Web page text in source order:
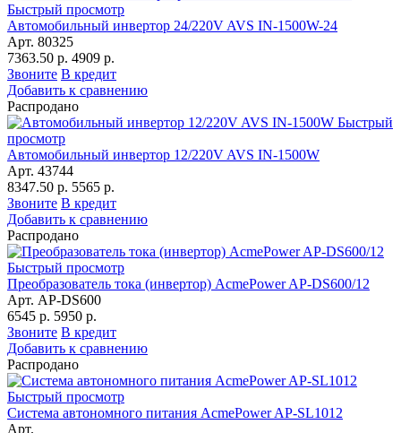
Быстрый просмотр
Автомобильный инвертор 24/220V AVS IN-1500W-24
Арт. 80325
7363.50 р. 4909 р.
Звоните В кредит
Добавить к сравнению
Распродано
Быстрый
просмотр
Автомобильный инвертор 12/220V AVS IN-1500W
Арт. 43744
8347.50 р. 5565 р.
Звоните В кредит
Добавить к сравнению
Распродано
Быстрый просмотр
Преобразователь тока (инвертор) AcmePower AP-DS600/12
Арт. AP-DS600
6545 р. 5950 р.
Звоните В кредит
Добавить к сравнению
Распродано
Быстрый просмотр
Система автономного питания AcmePower AP-SL1012
Арт.